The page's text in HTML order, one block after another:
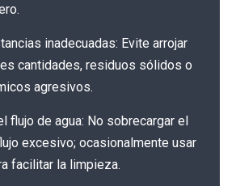
inadecuadas: Evite arrojar
cantidades, residuos sólidos o
agresivos.
flujo de agua: No sobrecargar el
excesivo; ocasionalmente usar
facilitar la limpieza.